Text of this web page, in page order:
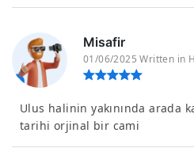
Misafir
01/06/2025 Written in
Ulus halinin yakınında arada
tarihi orjinal bir cami